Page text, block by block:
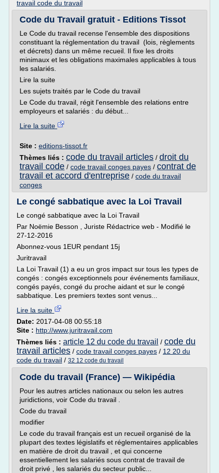
travail code du travail
Code du Travail gratuit - Editions Tissot
Le Code du travail recense l'ensemble des dispositions
constituant la réglementation du travail (lois, règlements
et décrets) dans un même recueil. Il fixe les droits
minimaux et les obligations maximales applicables à tous
les salariés.
Lire la suite
Les sujets traités par le Code du travail
Le Code du travail, régit l'ensemble des relations entre
employeurs et salariés : du début...
Lire la suite
Site : editions-tissot.fr
Thèmes liés : code du travail articles / droit du
travail code / code travail conges payes / contrat de
travail et accord d'entreprise / code du travail
conges
Le congé sabbatique avec la Loi Travail
Le congé sabbatique avec la Loi Travail
Par Noëmie Besson , Juriste Rédactrice web - Modifié le
27-12-2016
Abonnez-vous 1EUR pendant 15j
Juritravail
La Loi Travail (1) a eu un gros impact sur tous les types de
congés : congés exceptionnels pour événements familiaux,
congés payés, congé du proche aidant et sur le congé
sabbatique. Les premiers textes sont venus...
Lire la suite
Date: 2017-04-08 00:55:18
Site : http://www.juritravail.com
Thèmes liés : article 12 du code du travail / code du
travail articles / code travail conges payes / 12 20 du
code du travail / 32 12 code du travail
Code du travail (France) — Wikipédia
Pour les autres articles nationaux ou selon les autres
juridictions, voir Code du travail .
Code du travail
modifier
Le code du travail français est un recueil organisé de la
plupart des textes législatifs et réglementaires applicables
en matière de droit du travail , et qui concerne
essentiellement les salariés sous contrat de travail de
droit privé , les salariés du secteur public...